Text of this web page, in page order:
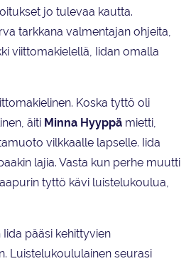
jo tulevaa kautta.
tarkkana valmentajan ohjeita,
viittomakielellä, Iidan omalla
Koska tyttö oli
äiti Minna Hyyppä mietti,
vilkkaalle lapselle. Iida
lajia. Vasta kun perhe muutti
tyttö kävi luistelukoulua,
pääsi kehittyvien
Luistelukoululainen seurasi